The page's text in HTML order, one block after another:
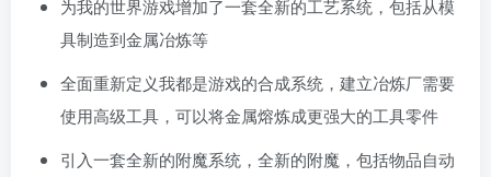
为我的世界游戏增加了一套全新的工艺系统，包括从模
具制造到金属冶炼等
全面重新定义我都是游戏的合成系统，建立冶炼厂需要
使用高级工具，可以将金属熔炼成更强大的工具零件
引入一套全新的附魔系统，全新的附魔，包括物品自动